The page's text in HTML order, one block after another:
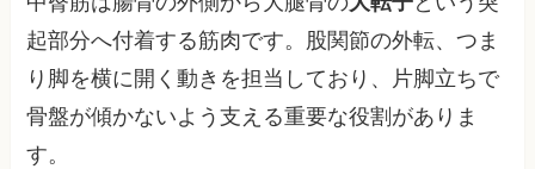
起部分へ付着する筋肉です。股関節の外転、つま
り脚を横に開く動きを担当しており、片脚立ちで
骨盤が傾かないよう支える重要な役割がありま
す。